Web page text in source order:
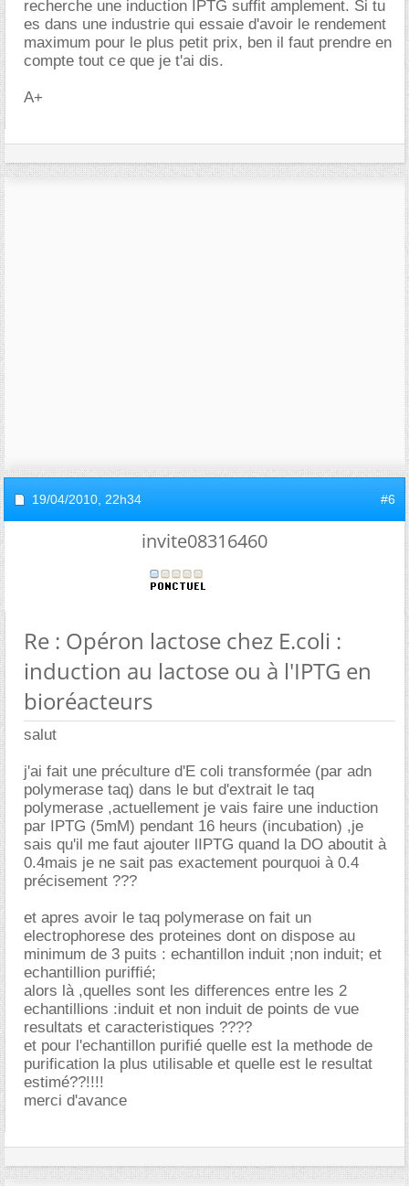
recherche une induction IPTG suffit amplement. Si tu
es dans une industrie qui essaie d'avoir le rendement
maximum pour le plus petit prix, ben il faut prendre en
compte tout ce que je t'ai dis.
A+
19/04/2010, 22h34 #6
invite08316460
Re : Opéron lactose chez E.coli :
induction au lactose ou à l'IPTG en
bioréacteurs
salut
j'ai fait une préculture d'E coli transformée (par adn
polymerase taq) dans le but d'extrait le taq
polymerase ,actuellement je vais faire une induction
par IPTG (5mM) pendant 16 heurs (incubation) ,je
sais qu'il me faut ajouter lIPTG quand la DO aboutit à
0.4mais je ne sait pas exactement pourquoi à 0.4
précisement ???
et apres avoir le taq polymerase on fait un
electrophorese des proteines dont on dispose au
minimum de 3 puits : echantillon induit ;non induit; et
echantillion puriffié;
alors là ,quelles sont les differences entre les 2
echantillions :induit et non induit de points de vue
resultats et caracteristiques ????
et pour l'echantillon purifié quelle est la methode de
purification la plus utilisable et quelle est le resultat
estimé??!!!!
merci d'avance